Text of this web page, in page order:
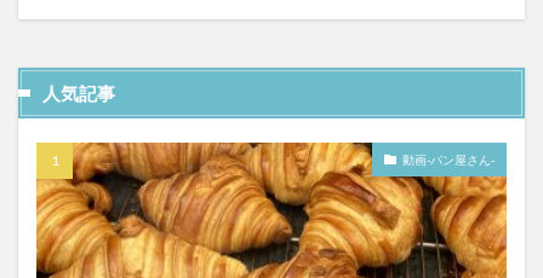
人気記事
動画-パン屋さん-